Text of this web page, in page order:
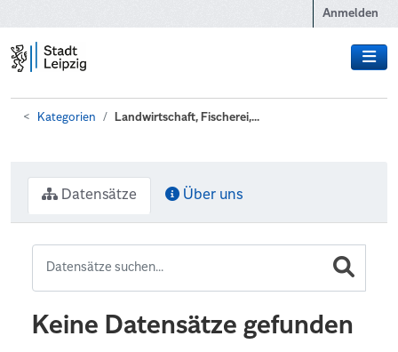
Anmelden
Kategorien Landwirtschaft, Fischerei,...
Datensätze Über uns
Keine Datensätze gefunden